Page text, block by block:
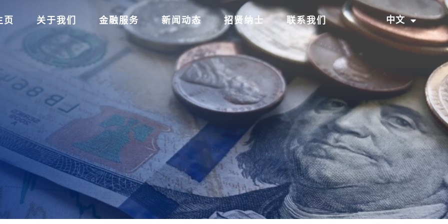
页 关于我们 金融服务 新闻动态 招贤纳士 联系我们 中文
EN